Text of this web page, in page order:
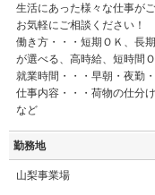
生活にあった様々な仕事がご
お気軽にご相談ください！
働き方・・・短期ＯＫ、長
が選べる、高時給、短時間Ｏ
就業時間・・・早朝・夜勤・
仕事内容・・・荷物の仕分
など
勤務地
山梨事業場